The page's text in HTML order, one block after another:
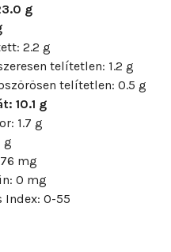
g
2.2 g
telítetlen: 1.2 g
telítetlen: 0.5 g
10.1 g
1.7 g
g
mg
0 mg
Index: 0-55